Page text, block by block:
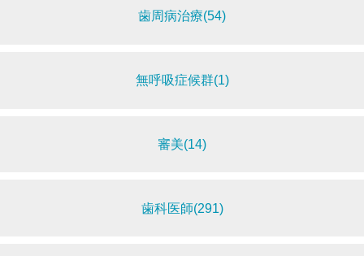
歯周病治療(54)
無呼吸症候群(1)
審美(14)
歯科医師(291)